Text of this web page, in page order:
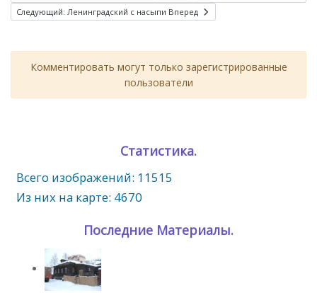
Следующий: Ленинградский с насыпи Вперед
Комментировать могут только зарегистрированные
пользователи
Статистика.
Всего изображений: 11515
Из них на карте: 4670
Последние Материалы.